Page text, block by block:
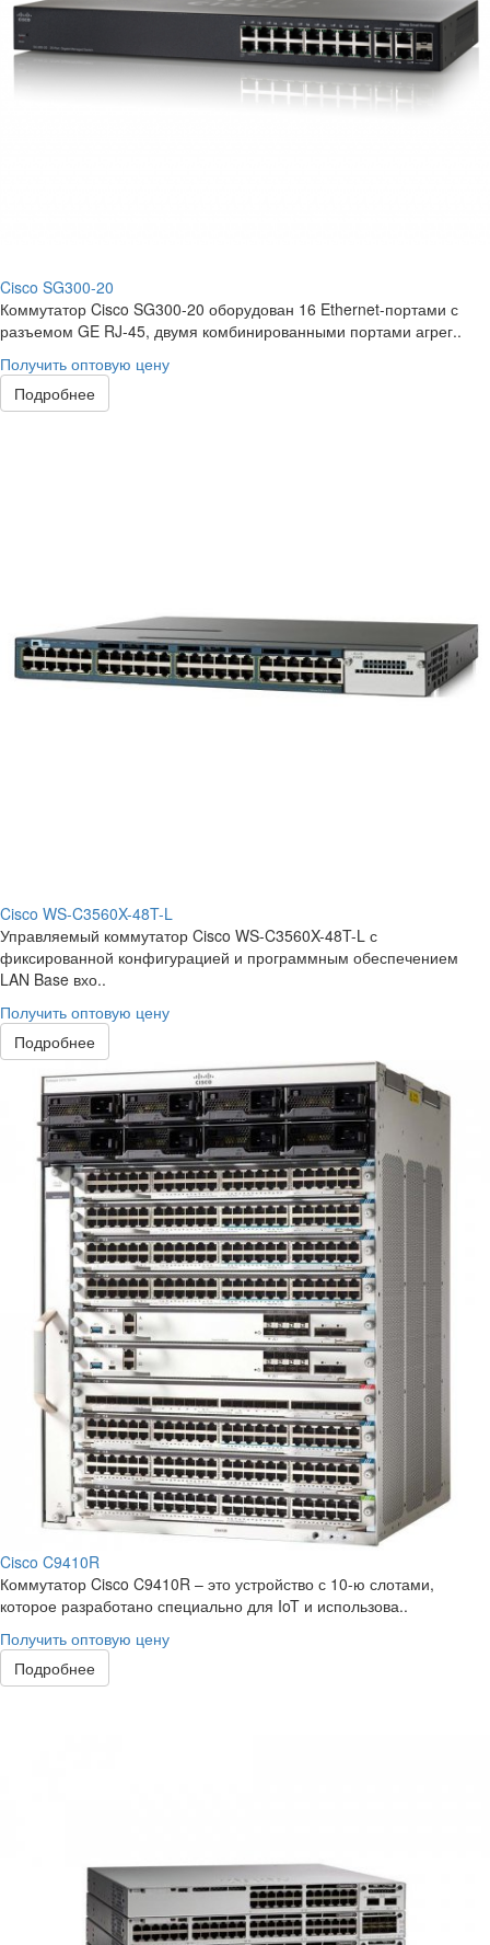
Cisco SG300-20
Коммутатор Cisco SG300-20 оборудован 16 Ethernet-портами с
разъемом GE RJ-45, двумя комбинированными портами агрег..
Получить оптовую цену
Подробнее
Cisco WS-C3560X-48T-L
Управляемый коммутатор Cisco WS-C3560X-48T-L с
фиксированной конфигурацией и программным обеспечением
LAN Base вхо..
Получить оптовую цену
Подробнее
Cisco C9410R
Коммутатор Cisco C9410R – это устройство с 10-ю слотами,
которое разработано специально для IoT и использова..
Получить оптовую цену
Подробнее